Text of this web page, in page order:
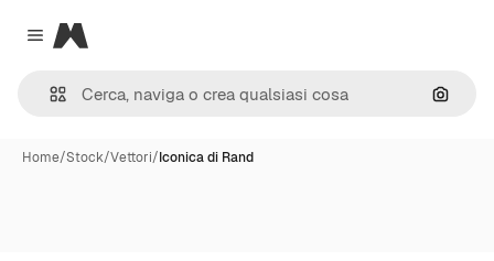
Close menu
Magnific
Cerca
Home/Stock/Vettori/Iconica di Rand